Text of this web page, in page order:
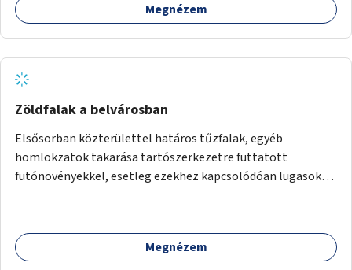
Megnézem
Zöldfalak a belvárosban
Elsősorban közterülettel határos tűzfalak, egyéb
homlokzatok takarása tartószerkezetre futtatott
futónövényekkel, esetleg ezekhez kapcsolódóan lugasok
nincs lehetőség.
Megnézem